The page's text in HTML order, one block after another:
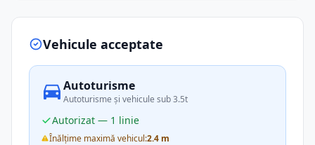
Vehicule acceptate
Autoturisme
Autoturisme și vehicule sub 3.5t
Autorizat — 1 linie
Înălțime maximă vehicul:2.4 m